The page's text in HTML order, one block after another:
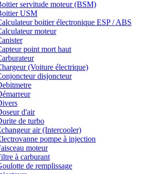
servitude moteur (BSM)
USM
boitier électronique ESP / ABS
moteur
point mort haut
(Voiture électrique)
disjoncteur
d'air
de turbo
air (Intercooler)
pompe à injection
moteur
à carburant
de remplissage